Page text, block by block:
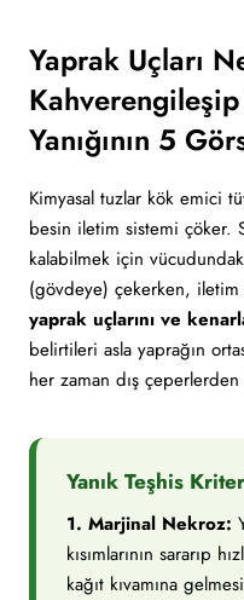
Yaprak Uçları
Yanığının 5
Kimyasal tuzlar kök emici
besin iletim sistemi çöker.
kalabilmek için
(gövdeye) çekerken, iletim
yaprak uçlarını ve
belirtileri asla yaprağın
her zaman dış çeperlerden
Yanık Teşhis
1. Marjinal Nekroz:
kısımlarının sararıp
kağıt kıvamına